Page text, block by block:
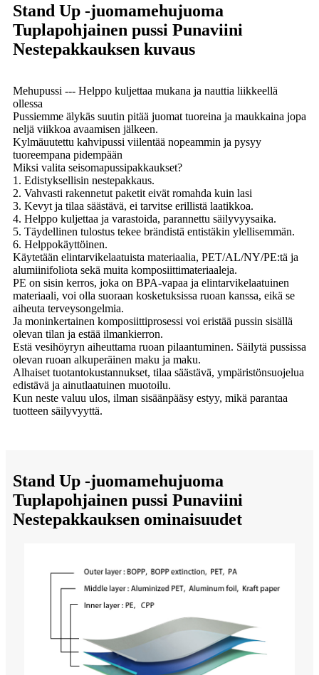
Stand Up -juomamehujuoma
Tuplapohjainen pussi Punaviini
Nestepakkauksen kuvaus
Mehupussi --- Helppo kuljettaa mukana ja nauttia liikkeellä
ollessa
Pussiemme älykäs suutin pitää juomat tuoreina ja maukkaina jopa
neljä viikkoa avaamisen jälkeen.
Kylmäuutettu kahvipussi viilentää nopeammin ja pysyy
tuoreempana pidempään
Miksi valita seisomapussipakkaukset?
1. Edistyksellisin nestepakkaus.
2. Vahvasti rakennetut paketit eivät romahda kuin lasi
3. Kevyt ja tilaa säästävä, ei tarvitse erillistä laatikkoa.
4. Helppo kuljettaa ja varastoida, parannettu säilyvyysaika.
5. Täydellinen tulostus tekee brändistä entistäkin ylellisemmän.
6. Helppokäyttöinen.
Käytetään elintarvikelaatuista materiaalia, PET/AL/NY/PE:tä ja
alumiinifoliota sekä muita komposiittimateriaaleja.
PE on sisin kerros, joka on BPA-vapaa ja elintarvikelaatuinen
materiaali, voi olla suoraan kosketuksissa ruoan kanssa, eikä se
aiheuta terveysongelmia.
Ja moninkertainen komposiittiprosessi voi eristää pussin sisällä
olevan tilan ja estää ilmankierron.
Estä vesihöyryn aiheuttama ruoan pilaantuminen. Säilytä pussissa
olevan ruoan alkuperäinen maku ja maku.
Alhaiset tuotantokustannukset, tilaa säästävä, ympäristönsuojelua
edistävä ja ainutlaatuinen muotoilu.
Kun neste valuu ulos, ilman sisäänpääsy estyy, mikä parantaa
tuotteen säilyvyyttä.
Stand Up -juomamehujuoma
Tuplapohjainen pussi Punaviini
Nestepakkauksen ominaisuudet